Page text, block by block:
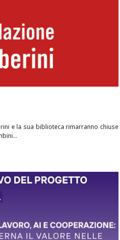
e la sua biblioteca rimarranno chiuse